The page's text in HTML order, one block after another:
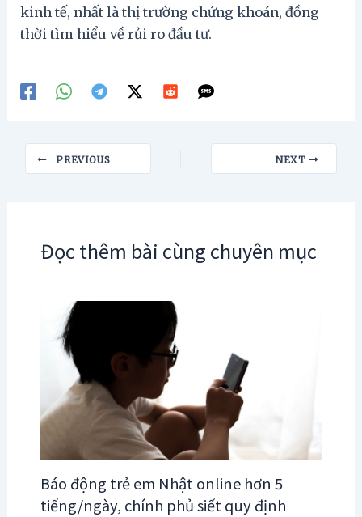
kinh tế, nhất là thị trường chứng khoán, đồng
thời tìm hiểu về rủi ro đầu tư.
navigation
PREVIOUS NEXT
Đọc thêm bài cùng chuyên mục
Báo động trẻ em Nhật online hơn 5
tiếng/ngày, chính phủ siết quy định